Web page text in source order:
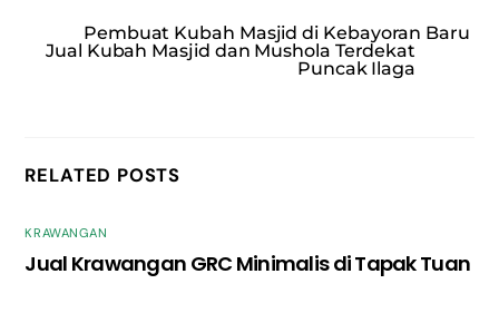
Pembuat Kubah Masjid di Kebayoran Baru
Jual Kubah Masjid dan Mushola Terdekat
Puncak Ilaga
RELATED POSTS
KRAWANGAN
Jual Krawangan GRC Minimalis di Tapak Tuan